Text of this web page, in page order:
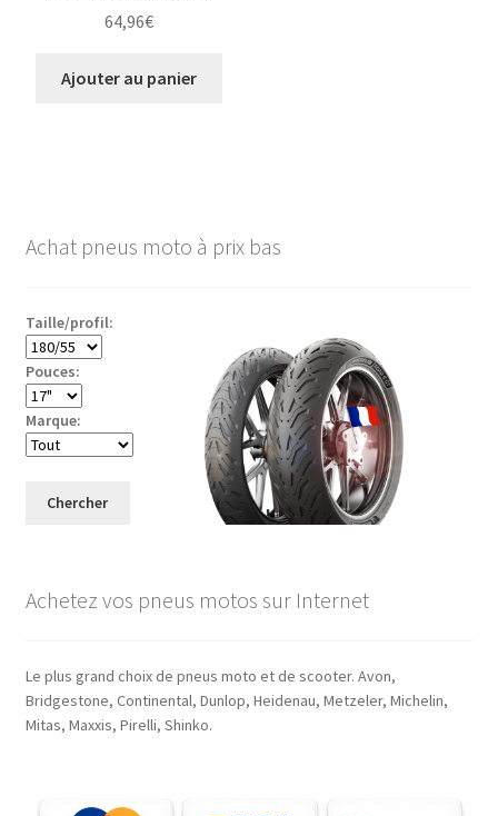
64,96€
Ajouter au panier
Achat pneus moto à prix bas
Taille/profil:
Pouces:
Marque:
Chercher
Achetez vos pneus motos sur Internet
Le plus grand choix de pneus moto et de scooter. Avon,
Bridgestone, Continental, Dunlop, Heidenau, Metzeler, Michelin,
Mitas, Maxxis, Pirelli, Shinko.